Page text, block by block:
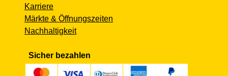
Karriere
Märkte & Öffnungszeiten
Nachhaltigkeit
Sicher bezahlen